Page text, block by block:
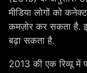
मीडिया लोगों को
कमज़ोर कर सकता है.
बढ़ा सकता है.
2013 की एक रिव्यू में